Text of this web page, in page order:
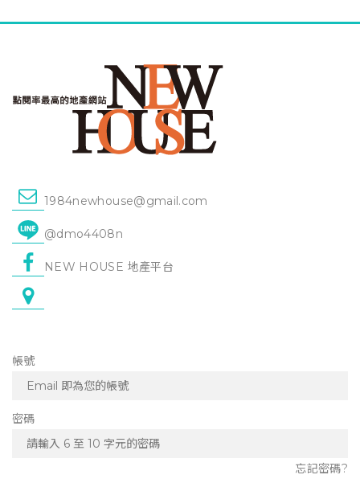
1984newhouse@gmail.com
@dmo4408n
NEW HOUSE 地產平台
帳號
密碼
忘記密碼?